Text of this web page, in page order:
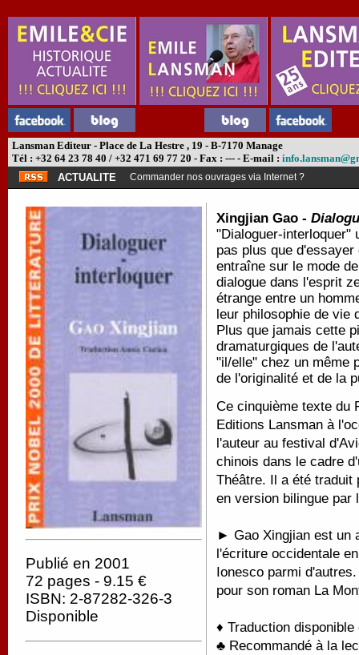
Lansman Editeur - Place de La Hestre , 19 - B-7170 Manage
Tél : +32 64 23 78 40 / +32 471 69 77 20 - Fax : --- - E-mail :
ACTUALITE
Commander nos ouvrages via Internet ?
Publié en 2001
72 pages - 9.15 €
ISBN: 2-87282-326-3
Disponible
Xingjian Gao -
"Dialoguer-interloquer"
pas plus que
entraîne sur le mode
dialogue dans l'esprit
étrange entre un
leur philosophie de vie
Plus que jamais cette
dramaturgiques de
"il/elle" chez un même
de l'originalité et de la
Ce cinquième texte du
Editions Lansman à
l'auteur au festival
chinois dans le cadre
Théâtre. Il a été traduit
en version bilingue par
► Gao Xingjian est un
l'écriture occidentale
Ionesco parmi
pour son roman La
♦ Traduction
♣ Recommandé à la